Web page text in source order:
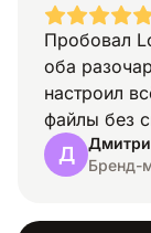
Пробовал
оба
настроил
файлы без
Д
Бренд-